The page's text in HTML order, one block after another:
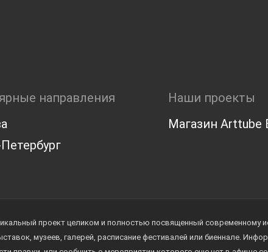
направления
Наши проекты
Магазин Arttube
проект целиком и полностью посвященный современному
музеев, галерей, расписание фестивалей или биеннале.